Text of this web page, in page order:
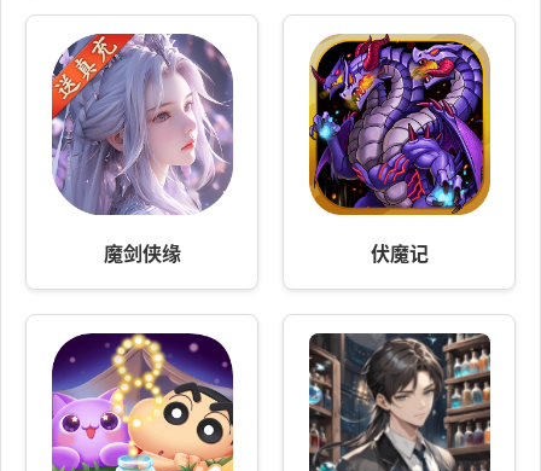
魔剑侠缘 伏魔记